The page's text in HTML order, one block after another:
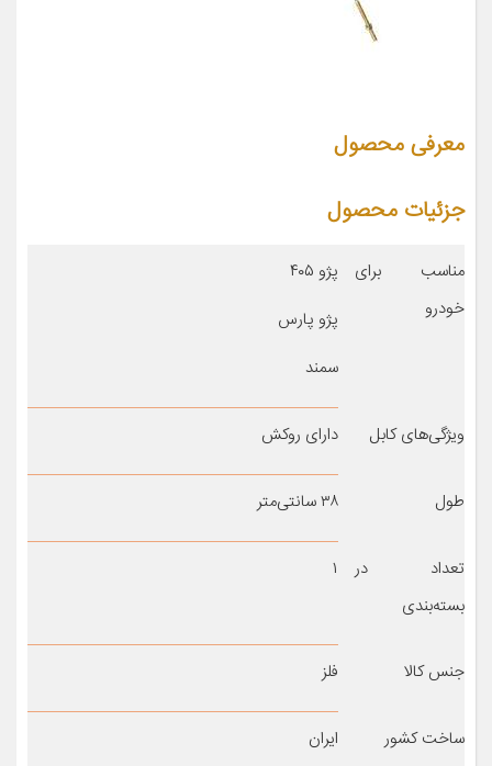
معرفی محصول
جزئیات محصول
مناسب برای
خودرو
پژو ۴۰۵
پژو پارس
سمند
ویژگی‌های کابل دارای روکش
طول ۳۸ سانتی‌متر
تعداد در
بسته‌بندی
۱
جنس کالا فلز
ساخت کشور ایران